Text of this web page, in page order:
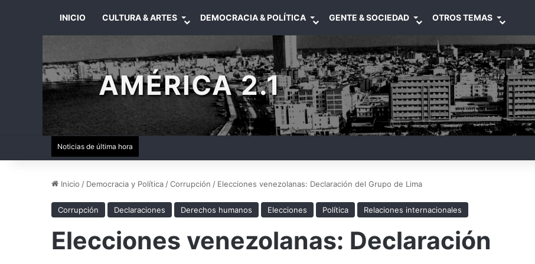
INICIO CULTURA & ARTES DEMOCRACIA & POLÍTICA GENTE & SOCIEDAD OTROS TEMAS
AMÉRICA 2.1
Noticias de última hora
Inicio / Democracia y Política /Corrupción / Elecciones venezolanas: Declaración del Grupo de Lima
Corrupción Declaraciones Derechos humanos Elecciones Política Relaciones internacionales
Elecciones venezolanas: Declaración